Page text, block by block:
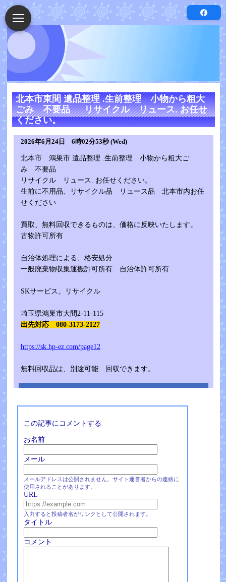
北本市東間 遺品整理 .生前整理 小物から粗大
ごみ 不要品 リサイクル リュース. お任せ
ください。
2026年6月24日 6時02分53秒 (Wed)
北本市 鴻巣市 遺品整理 .生前整理 小物から粗大ご
み 不要品
リサイクル リュース. お任せください。
生前に不用品、リサイクル品 リュース品 北本市内お任
せください
買取、無料回収できるものは、価格に反映いたします。
古物許可所有
自治体処理による、格安処分
一般廃棄物収集運搬許可所有 自治体許可所有
SKサービス。リサイクル
埼玉県鴻巣市大間2-11-115
出先対応 080-3173-2127
https://sk.hp-ez.com/page12
無料回収品は、別途可能 回収できます。
この記事にコメントする
お名前
メール
メールアドレスは公開されません。サイト運営者からの連絡に
使用されることがあります。
URL
入力すると投稿者名がリンクとして公開されます。
タイトル
コメント